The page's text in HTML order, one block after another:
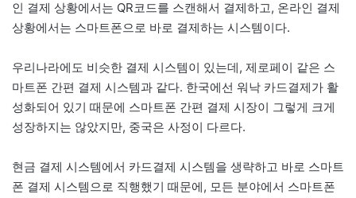
인 결제 상황에서는 QR코드를 스캔해서 결제하고, 온라인 결제
상황에서는 스마트폰으로 바로 결제하는 시스템이다.
우리나라에도 비슷한 결제 시스템이 있는데, 제로페이 같은 스
마트폰 간편 결제 시스템과 같다. 한국에선 워낙 카드결제가 활
성화되어 있기 때문에 스마트폰 간편 결제 시장이 그렇게 크게
성장하지는 않았지만, 중국은 사정이 다르다.
현금 결제 시스템에서 카드결제 시스템을 생략하고 바로 스마트
폰 결제 시스템으로 직행했기 때문에, 모든 분야에서 스마트폰